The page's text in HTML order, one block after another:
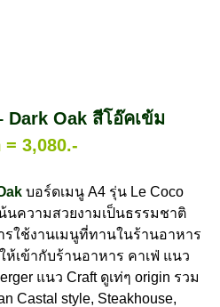
Dark Oak สีโอ๊คเข้ม
3,080.-
บอร์ดเมนู A4 รุ่น Le Coco
นความสวยงามเป็นธรรมชาติ
รใช้งานเมนูที่ทานในร้านอาหาร
ห้เข้ากับร้านอาหาร คาเฟ่ แนว
แนว Craft ดูเท่ๆ origin รวม
Castal style, Steakhouse,